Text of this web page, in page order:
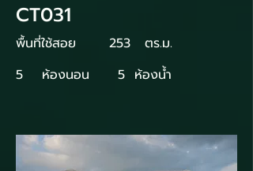
CT031
พื้นที่ใช้สอย 253
ตร.ม.
5
ห้องนอน 5 ห้องน้ำ